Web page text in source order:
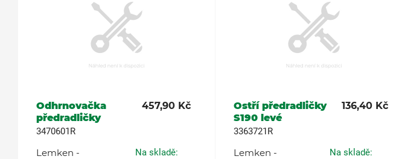
Odhrnovačka
předradličky
457,90 Kč
3470601R
Lemken -
Na skladě:
Ostří předradličky
S190 levé
136,40 Kč
3363721R
Lemken -
Na skladě: